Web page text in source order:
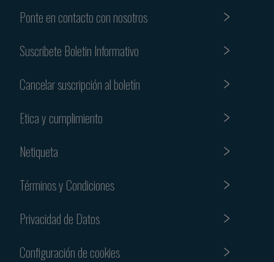
Ponte en contacto con nosotros
Suscribete Boletin Informativo
Cancelar suscripción al boletín
Etica y cumplimiento
Netiqueta
Términos y Condiciones
Privacidad de Datos
Configuración de cookies